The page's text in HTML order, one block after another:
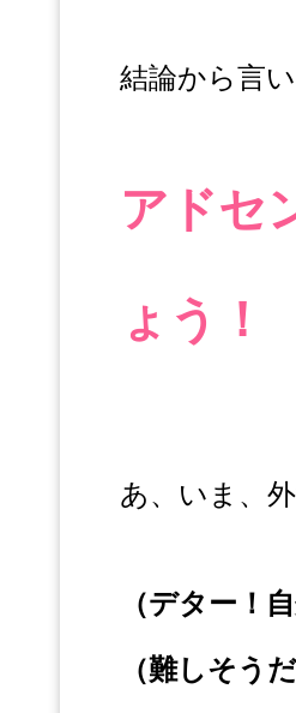
結論から言い
アドセ
ょう！
あ、いま、
（デター！
（難しそう